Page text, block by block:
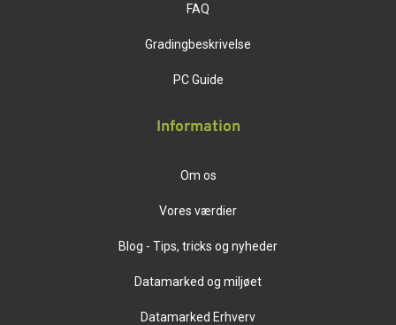
FAQ
Gradingbeskrivelse
PC Guide
Information
Om os
Vores værdier
Blog - Tips, tricks og nyheder
Datamarked og miljøet
Datamarked Erhverv